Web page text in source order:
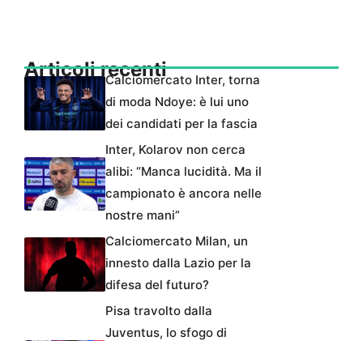
Articoli recentiCalciomercato Inter, torna
di moda Ndoye: è lui uno
dei candidati per la fascia
Inter, Kolarov non cerca
alibi: “Manca lucidità. Ma il
campionato è ancora nelle
nostre mani”
Calciomercato Milan, un
innesto dalla Lazio per la
difesa del futuro?
Pisa travolto dalla
Juventus, lo sfogo di